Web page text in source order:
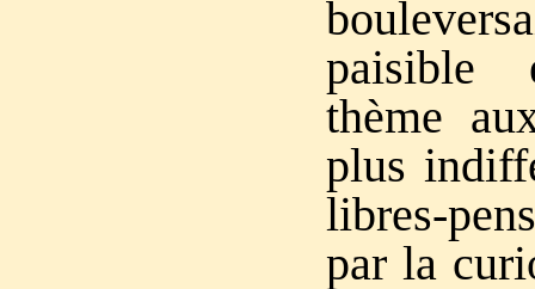
paisible
thème
plus
libres-
par la